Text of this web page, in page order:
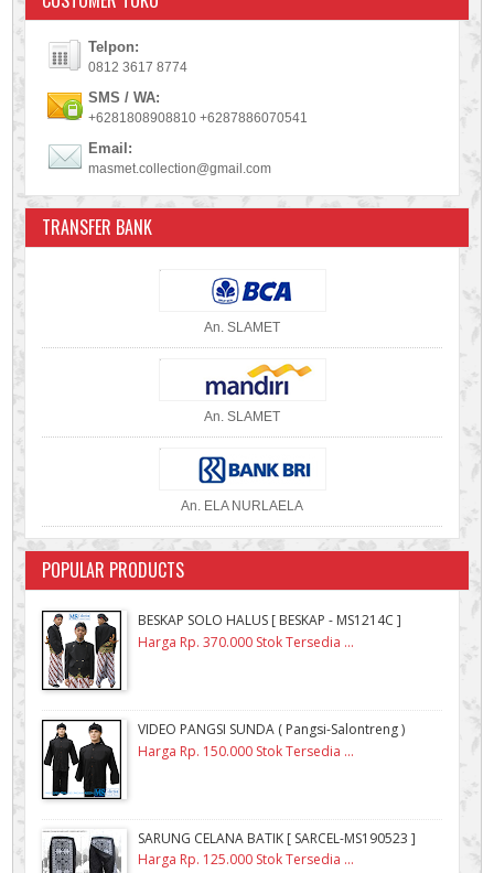
Telpon:
0812 3617 8774
SMS / WA:
+6281808908810 +6287886070541
Email:
masmet.collection@gmail.com
TRANSFER BANK
An. SLAMET
An. SLAMET
An. ELA NURLAELA
POPULAR PRODUCTS
BESKAP SOLO HALUS [ BESKAP - MS1214C ]
Harga Rp. 370.000 Stok Tersedia ...
VIDEO PANGSI SUNDA ( Pangsi-Salontreng )
Harga Rp. 150.000 Stok Tersedia ...
SARUNG CELANA BATIK [ SARCEL-MS190523 ]
Harga Rp. 125.000 Stok Tersedia ...